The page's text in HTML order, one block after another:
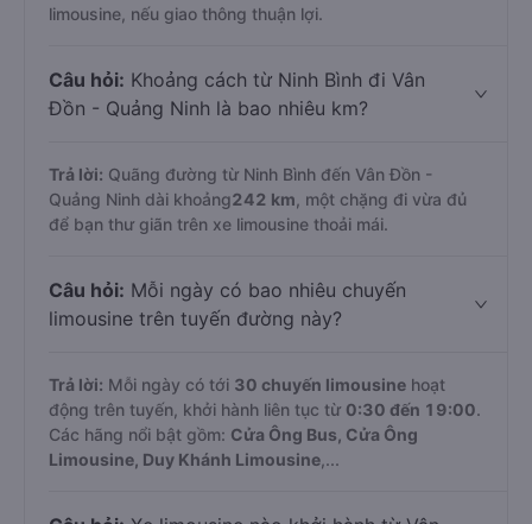
limousine, nếu giao thông thuận lợi.
Câu hỏi: Khoảng cách từ Ninh Bình đi Vân
Đồn - Quảng Ninh là bao nhiêu km?
Trả lời: Quãng đường từ Ninh Bình đến Vân Đồn -
Quảng Ninh dài khoảng242 km , một chặng đi vừa đủ
để bạn thư giãn trên xe limousine thoải mái.
Câu hỏi: Mỗi ngày có bao nhiêu chuyến
limousine trên tuyến đường này?
Trả lời: Mỗi ngày có tới 30 chuyến limousine hoạt
động trên tuyến, khởi hành liên tục từ 0:30 đến 19:00.
Các hãng nổi bật gồm: Cửa Ông Bus, Cửa Ông
Limousine, Duy Khánh Limousine ,...